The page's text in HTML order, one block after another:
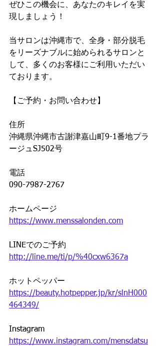
ぜひこの機会に、あなたのキレイを実
現しましょう！
当サロンは沖縄市で、全身・部分脱毛
をリーズナブルに始められるサロンと
して、多くのお客様にご利用いただい
ております。
【ご予約・お問い合わせ】
住所
沖縄県沖縄市古謝津嘉山町9-1番地プラ
ージュSJ502号
電話
090-7987-2767
ホームページ
https://www.menssalonden.com
LINEでのご予約
http://line.me/ti/p/%40cxw6367a
ホットペッパー
https://beauty.hotpepper.jp/kr/slnH000
464349/
Instagram
https://www.instagram.com/mensdatsu